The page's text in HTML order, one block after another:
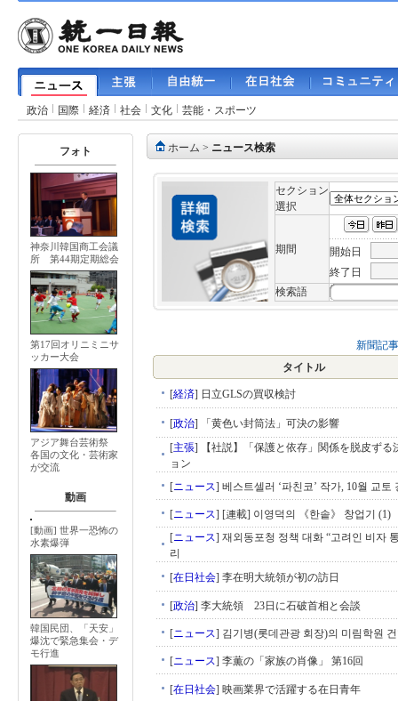
政治 国際 経済 社会 文化 芸能・スポーツ
フォト
神奈川韓国商工会議
所 第44期定期総会
第17回オリニミニサ
ッカー大会
アジア舞台芸術祭
各国の文化・芸術家
が交流
動画
[動画] 世界一恐怖の
水素爆弾
韓国民団、「天安」
爆沈で緊急集会・デ
モ行進
ホーム > ニュース検索
セクション
選択
期間
開始日
終了日
検索語
新聞記事
タイトル
[経済] 日立GLSの買収検討
[政治] 「黄色い封筒法」可決の影響
[主張] 【社説】「保護と依存」関係を脱皮ずる
ョン
[ニュース] 베스트셀러 ‘파친코’ 작가, 10월 교토
[ニュース] [連載] 이영덕의 《한솥》 창업기 (1)
[ニュース] 재외동포청 정책 대화 “고려인 비자
리
[在日社会] 李在明大統領が初の訪日
[政治] 李大統領 23日に石破首相と会談
[ニュース] 김기병(롯데관광 회장)의 미림학원
[ニュース] 李薫の「家族の肖像」 第16回
[在日社会] 映画業界で活躍する在日青年